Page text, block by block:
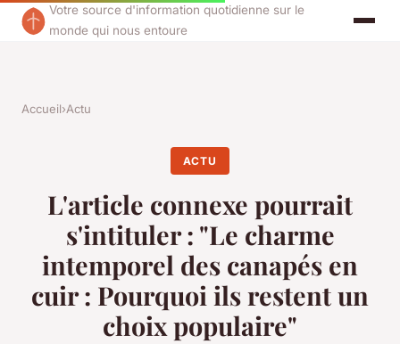
Votre source d'information quotidienne sur le
monde qui nous entoure
Accueil›Actu
ACTU
L'article connexe pourrait
s'intituler : "Le charme
intemporel des canapés en
cuir : Pourquoi ils restent un
choix populaire"